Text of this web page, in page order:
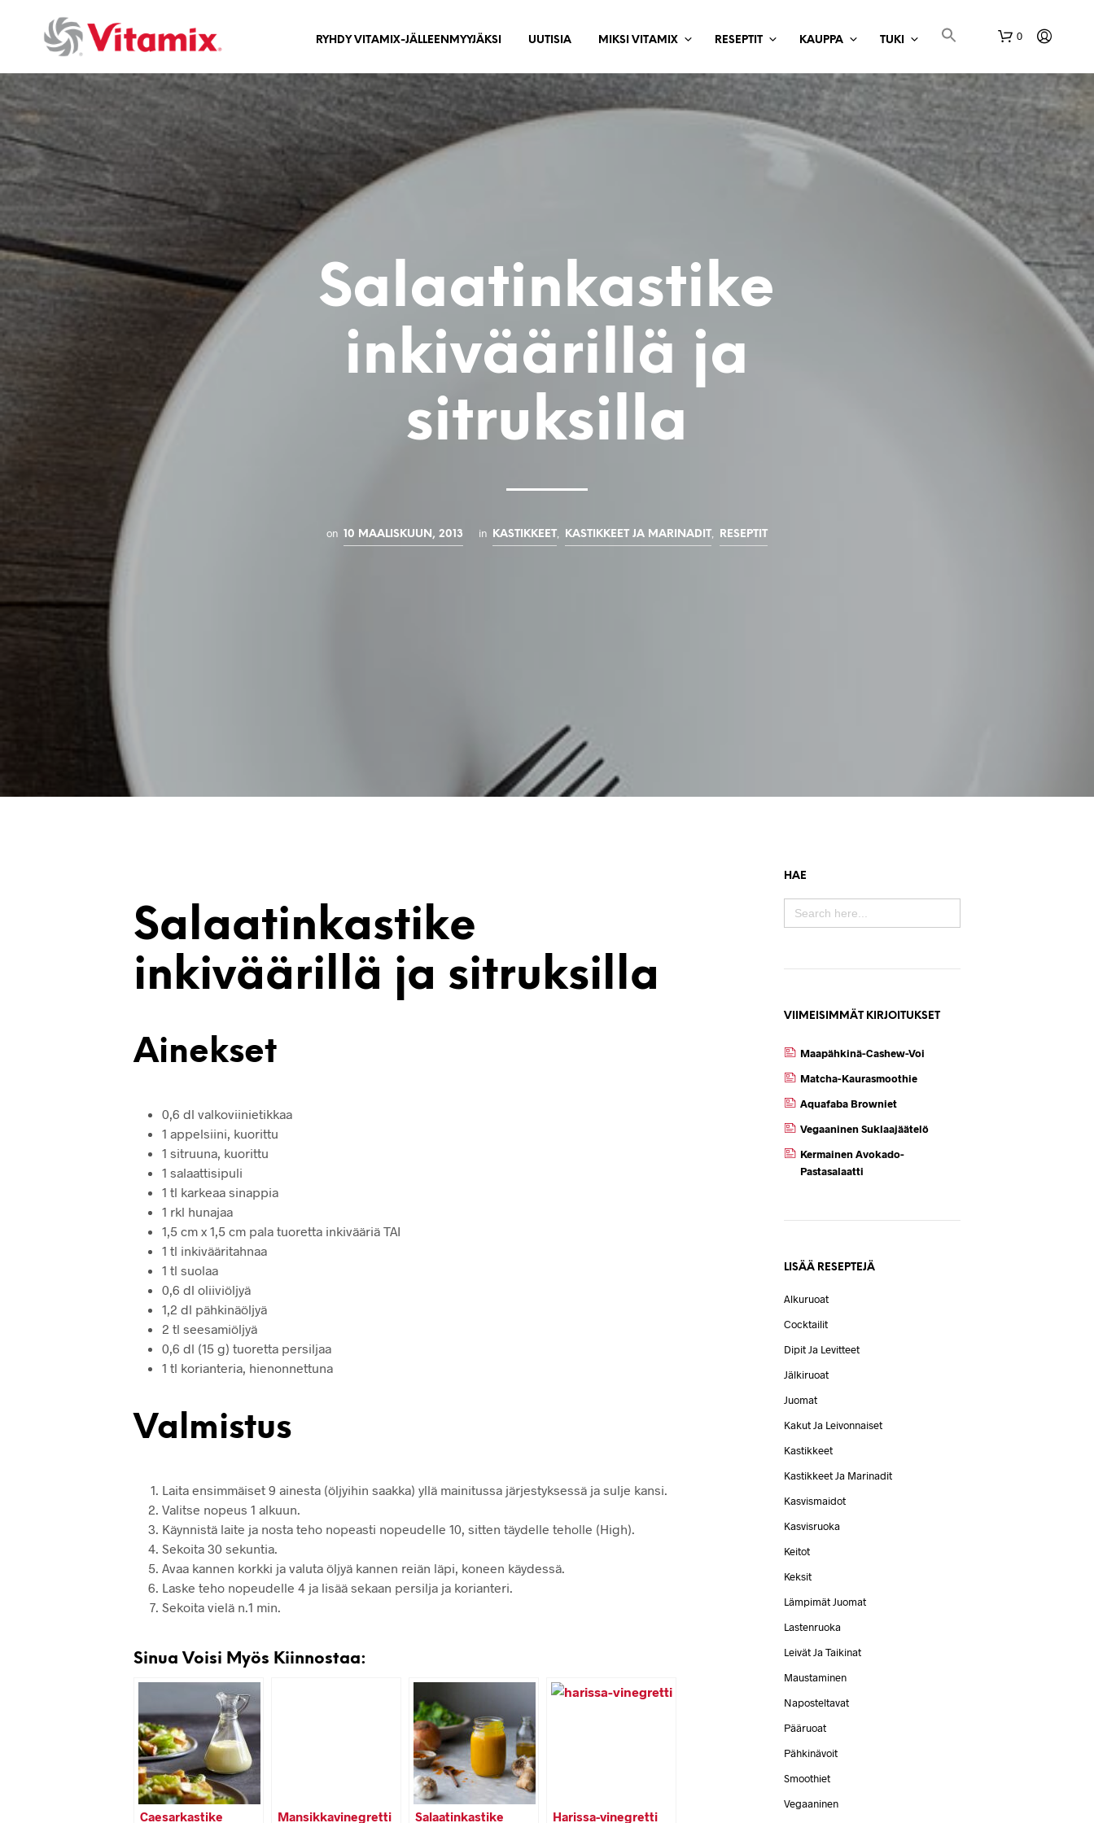
RYHDY VITAMIX-JÄLLEENMYYJÄKSI UUTISIA MIKSI VITAMIX RESEPTIT KAUPPA TUKI 0
Salaatinkastike
inkiväärillä ja
sitruksilla
on 10 MAALISKUUN, 2013 in KASTIKKEET, KASTIKKEET JA MARINADIT, RESEPTIT
Salaatinkastike
inkiväärillä ja sitruksilla
Ainekset
0,6 dl valkoviinietikkaa
1 appelsiini, kuorittu
1 sitruuna, kuorittu
1 salaattisipuli
1 tl karkeaa sinappia
1 rkl hunajaa
1,5 cm x 1,5 cm pala tuoretta inkivääriä TAI
1 tl inkivääritahnaa
1 tl suolaa
0,6 dl oliiviöljyä
1,2 dl pähkinäöljyä
2 tl seesamiöljyä
0,6 dl (15 g) tuoretta persiljaa
1 tl korianteria, hienonnettuna
Valmistus
Laita ensimmäiset 9 ainesta (öljyihin saakka) yllä mainitussa järjestyksessä ja sulje kansi.
Valitse nopeus 1 alkuun.
Käynnistä laite ja nosta teho nopeasti nopeudelle 10, sitten täydelle teholle (High).
Sekoita 30 sekuntia.
Avaa kannen korkki ja valuta öljyä kannen reiän läpi, koneen käydessä.
Laske teho nopeudelle 4 ja lisää sekaan persilja ja korianteri.
Sekoita vielä n.1 min.
Sinua Voisi Myös Kiinnostaa:
Caesarkastike Mansikkavinegretti
Salaatinkastike
Harissa-vinegretti
HAE
SEARCH
FOR:
VIIMEISIMMÄT KIRJOITUKSET
Maapähkinä-Cashew-Voi
Matcha-Kaurasmoothie
Aquafaba Browniet
Vegaaninen Suklaajäätelö
Kermainen Avokado-
Pastasalaatti
LISÄÄ RESEPTEJÄ
Alkuruoat
Cocktailit
Dipit Ja Levitteet
Jälkiruoat
Juomat
Kakut Ja Leivonnaiset
Kastikkeet
Kastikkeet Ja Marinadit
Kasvismaidot
Kasvisruoka
Keitot
Keksit
Lämpimät Juomat
Lastenruoka
Leivät Ja Taikinat
Maustaminen
Naposteltavat
Pääruoat
Pähkinävoit
Smoothiet
Vegaaninen